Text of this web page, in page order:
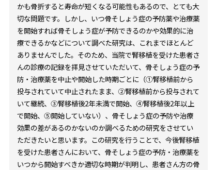
かも骨折すると寿命が短くなる可能性もあるので、とても大
切な問題です。しかし、いつ骨そしょう症の予防薬や治療薬
を開始すれば骨そしょう症が予防できるのかや効果的に治
療できるかなどについて調べた研究は、これまでほとんど
ありませんでした。そのため、当院で腎移植を受けた患者さ
んの診療の記録を拝見させていただいて、骨そしょう症の予
防・治療薬を中止や開始した時期ごとに（①腎移植前から
投与されていて中止されたまま、②腎移植前から投与されて
いて継続、③腎移植後2年未満で開始、④腎移植後2年以上
で開始、⑤開始していない）、骨そしょう症の予防や治療
効果の差があるのかないのか調べるための研究をさせてい
ただきたいと思います。この研究を行うことで、今後腎移植
を受けた患者さんにおいて、骨そしょう症の予防・治療薬を
いつから開始すべきか適切な時期が判明し、患者さん方の骨